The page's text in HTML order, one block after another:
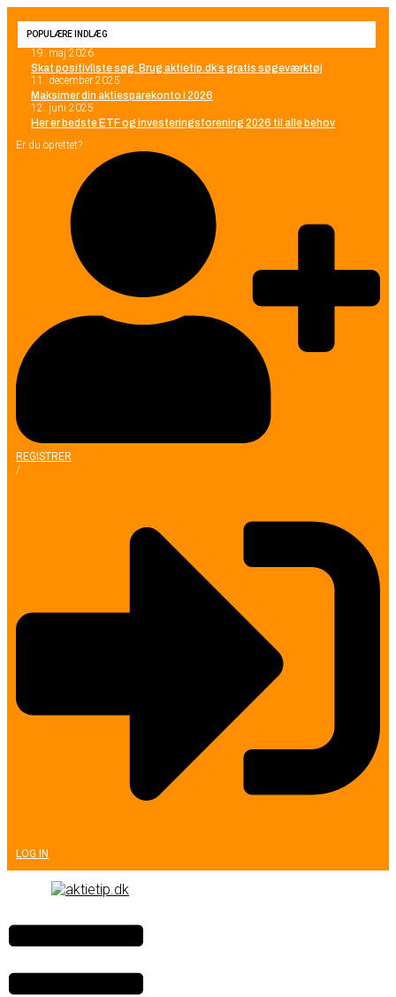
POPULÆRE INDLÆG
19. maj 2026
Skat positivliste søg: Brug aktietip.dk’s gratis søgeværktøj
11. december 2025
Maksimer din aktiesparekonto i 2026
12. juni 2025
Her er bedste ETF og investeringsforening 2026 til alle behov
Er du oprettet?
REGISTRER
/
LOG IN